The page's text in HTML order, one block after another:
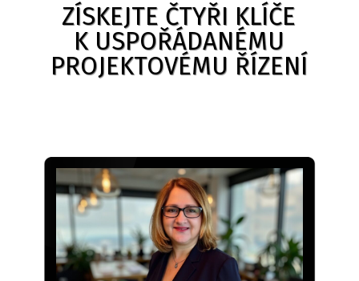
ZÍSKEJTE ČTYŘI KLÍČE
K USPOŘÁDANÉMU
PROJEKTOVÉMU ŘÍZENÍ